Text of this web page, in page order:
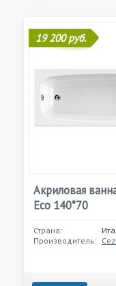
19 200 руб.
Акриловая
Eco 140*70
Страна:
Производитель: